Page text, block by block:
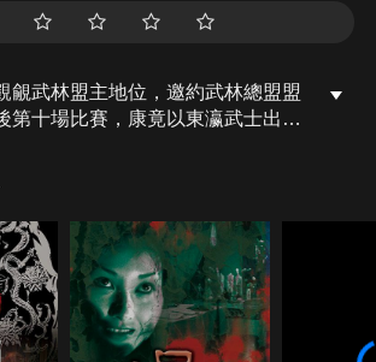
覦武林盟主地位，邀約武林總盟盟
第十場比賽，康竟以東瀛武士出
遺書便率領大批忍者前來中土，擺
袁增挑戰…